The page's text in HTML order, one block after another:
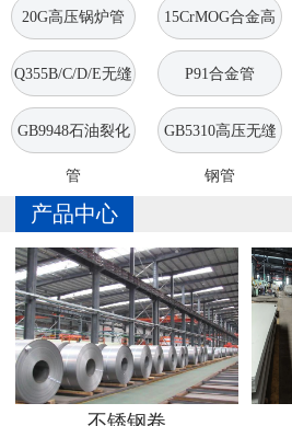
20G高压锅炉管 15CrMOG合金高
压管
Q355B/C/D/E无缝 P91合金管
GB9948石油裂化
管
GB5310高压无缝
钢管
产品中心
不锈钢卷